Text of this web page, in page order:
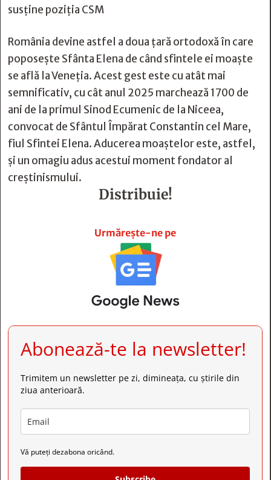
susține poziția CSM
România devine astfel a doua țară ortodoxă în care
poposește Sfânta Elena de când sfintele ei moaște
se află la Veneția. Acest gest este cu atât mai
semnificativ, cu cât anul 2025 marchează 1700 de
ani de la primul Sinod Ecumenic de la Niceea,
convocat de Sfântul Împărat Constantin cel Mare,
fiul Sfintei Elena. Aducerea moaștelor este, astfel,
și un omagiu adus acestui moment fondator al
creștinismului.
Distribuie!
Urmărește-ne pe
Abonează-te la newsletter!
Trimitem un newsletter pe zi, dimineața, cu știrile din
ziua anterioară.
Vă puteți dezabona oricând.